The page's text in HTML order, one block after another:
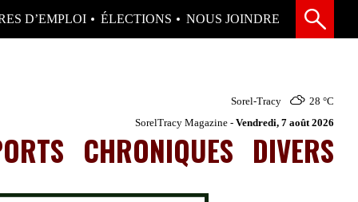
D’EMPLOI ÉLECTIONS NOUS JOINDRE
Sorel-Tracy 28 °C
SorelTracy Magazine - Vendredi, 7 août 2026
CHRONIQUES DIVERS